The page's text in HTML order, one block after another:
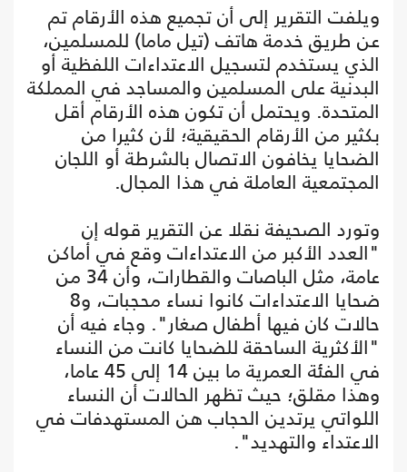
ويلفت التقرير إلى أن تجميع هذه الأرقام تم
عن طريق خدمة هاتف (تيل ماما) للمسلمين،
الذي يستخدم لتسجيل الاعتداءات اللفظية أو
البدنية على المسلمين والمساجد في المملكة
المتحدة. ويحتمل أن تكون هذه الأرقام أقل
بكثير من الأرقام الحقيقية؛ لأن كثيرا من
الضحايا يخافون الاتصال بالشرطة أو اللجان
المجتمعية العاملة في هذا المجال.
وتورد الصحيفة نقلا عن التقرير قوله إن
"العدد الأكبر من الاعتداءات وقع في أماكن
عامة، مثل الباصات والقطارات، وأن 34 من
ضحايا الاعتداءات كانوا نساء محجبات، و8
حالات كان فيها أطفال صغار". وجاء فيه أن
"الأكثرية الساحقة للضحايا كانت من النساء
في الفئة العمرية ما بين 14 إلى 45 عاما،
وهذا مقلق؛ حيث تظهر الحالات أن النساء
اللواتي يرتدين الحجاب هن المستهدفات في
الاعتداء والتهديد".